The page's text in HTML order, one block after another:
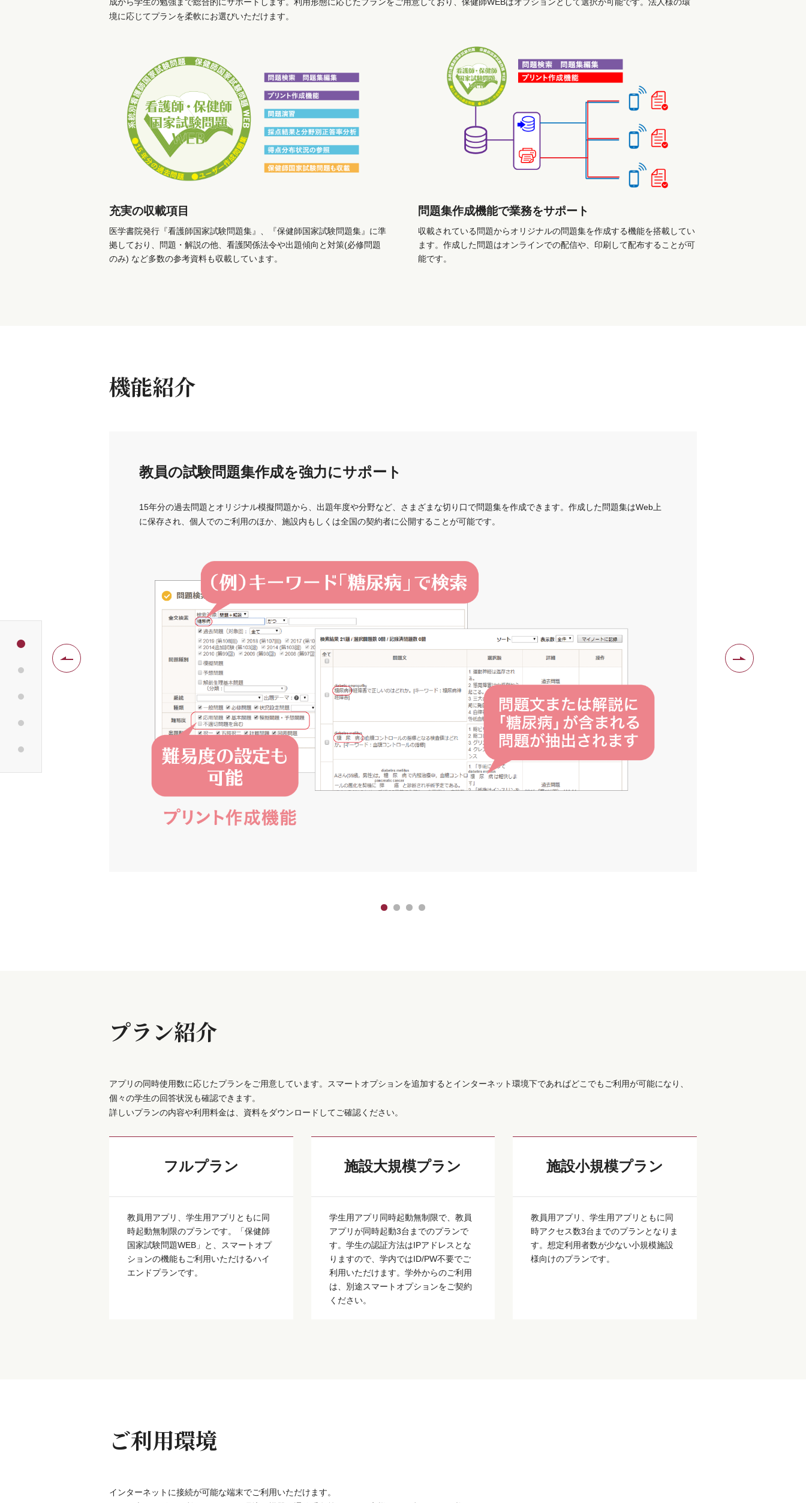
境に応じてプランを柔軟にお選びいただけます。
充実の収載項目
医学書院発行『看護師国家試験問題集』、『保健師国家試験問題集』に準
拠しており、問題・解説の他、看護関係法令や出題傾向と対策(必修問題
のみ) など多数の参考資料も収載しています。
問題集作成機能で業務をサポート
収載されている問題からオリジナルの問題集を作成する機能を搭載してい
ます。作成した問題はオンラインでの配信や、印刷して配布することが可
能です。
機能紹介
教員の試験問題集作成を強力にサポート
15年分の過去問題とオリジナル模擬問題から、出題年度や分野など、さまざまな切り口で問題集を作成できます。作成した問題集はWeb上
に保存され、個人でのご利用のほか、施設内もしくは全国の契約者に公開することが可能です。
プラン紹介
アプリの同時使用数に応じたプランをご用意しています。スマートオプションを追加するとインターネット環境下であればどこでもご利用が可能になり、
個々の学生の回答状況も確認できます。
詳しいプランの内容や利用料金は、資料をダウンロードしてご確認ください。
フルプラン
教員用アプリ、学生用アプリともに同
時起動無制限のプランです。「保健師
国家試験問題WEB」と、スマートオプ
ションの機能もご利用いただけるハイ
エンドプランです。
施設大規模プラン
学生用アプリ同時起動無制限で、教員
アプリが同時起動3台までのプランで
す。学生の認証方法はIPアドレスとな
りますので、学内ではID/PW不要でご
利用いただけます。学外からのご利用
は、別途スマートオプションをご契約
ください。
施設小規模プラン
教員用アプリ、学生用アプリともに同
時アクセス数3台までのプランとなりま
す。想定利用者数が少ない小規模施設
様向けのプランです。
ご利用環境
インターネットに接続が可能な端末でご利用いただけます。